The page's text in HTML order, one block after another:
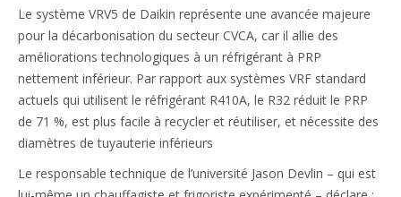
Le système VRV5 de Daikin représente une avancée majeure
pour la décarbonisation du secteur CVCA, car il allie des
améliorations technologiques à un réfrigérant à PRP
nettement inférieur. Par rapport aux systèmes VRF standard
actuels qui utilisent le réfrigérant R410A, le R32 réduit le PRP
de 71 %, est plus facile à recycler et réutiliser, et nécessite des
diamètres de tuyauterie inférieurs
Le responsable technique de l’université Jason Devlin – qui est